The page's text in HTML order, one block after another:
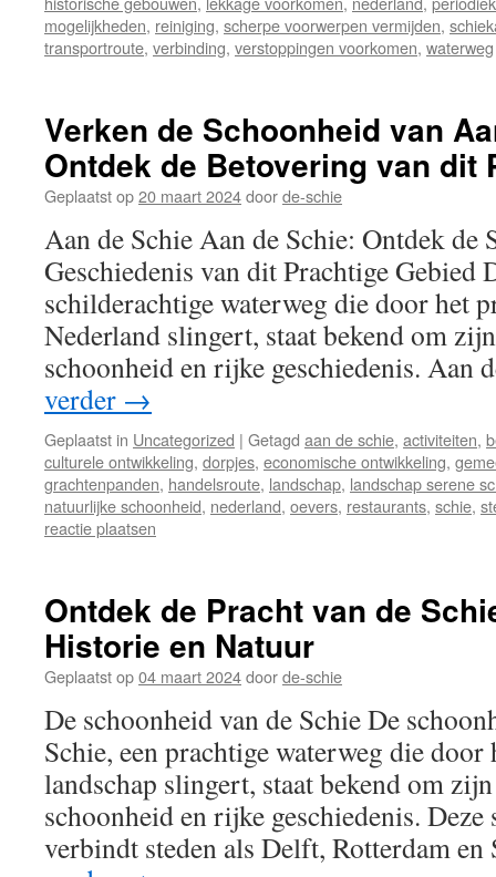
mogelijkheden, reiniging, scherpe voorwerpen vermijden,
transportroute, verbinding, verstoppingen voorkomen, waterweg
Verken de Schoonheid van
Ontdek de Betovering van dit
Geplaatst op20 maart 2024doorde-schie
Aan de Schie Aan de Schie: Ontdek de
Geschiedenis van dit Prachtige Gebied
schilderachtige waterweg die door het
Nederland slingert, staat bekend om
schoonheid en rijke geschiedenis. Aan
verder →
Geplaatst in Uncategorized | Getagd aan de schie, activiteiten,
culturele ontwikkeling, dorpjes, economische ontwikkeling,
grachtenpanden, handelsroute, landschap, landschap serene
natuurlijke schoonheid, nederland, oevers, restaurants, schie,
reactie plaatsen
Ontdek de Pracht van de
Historie en Natuur
Geplaatst op04 maart 2024doorde-schie
De schoonheid van de Schie De
Schie, een prachtige waterweg die door
landschap slingert, staat bekend om
schoonheid en rijke geschiedenis.
verbindt steden als Delft, Rotterdam